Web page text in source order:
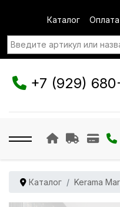
Каталог Оплата
+7 (929)
Каталог Kerama